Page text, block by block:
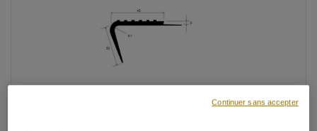
Continuer sans accepter